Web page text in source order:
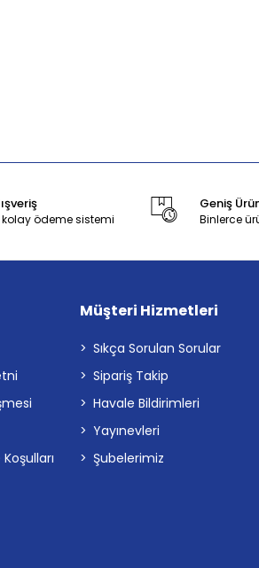
kolay ödeme sistemi
Geniş
Binlerce
Müşteri Hizmetleri
Sıkça Sorulan Sorular
Sipariş Takip
Havale Bildirimleri
Yayınevleri
Şubelerimiz